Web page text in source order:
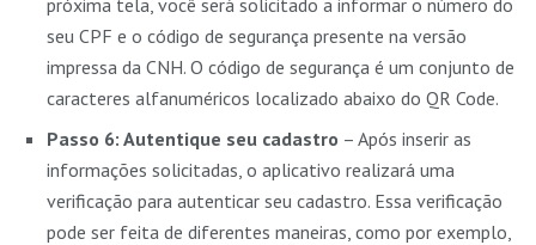
seu CPF e o código de segurança presente na versão
impressa da CNH. O código de segurança é um conjunto de
caracteres alfanuméricos localizado abaixo do QR Code.
Passo 6: Autentique seu cadastro – Após inserir as
informações solicitadas, o aplicativo realizará uma
verificação para autenticar seu cadastro. Essa verificação
pode ser feita de diferentes maneiras, como por exemplo,